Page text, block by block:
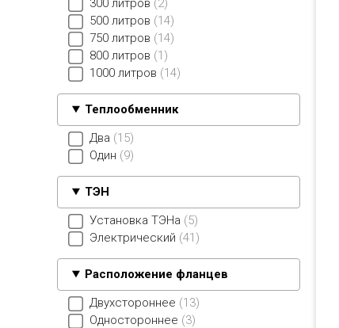
500 литров
14
750 литров
14
800 литров
1
1000 литров
14
Теплообменник
Два
15
Один
9
ТЭН
Установка ТЭНа
5
Электрический 41
Расположение фланцев
Двухстороннее
13
Одностороннее
3